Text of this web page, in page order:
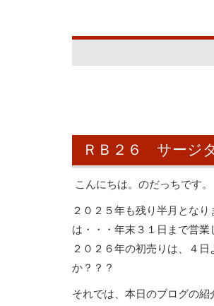
ＲＢ２６ サージ
こんにちは。のだっちです。
２０２５年も残り半月とな
は・・・年末３１日まで営業
２０２６年の初売りは、４
か？？？
それでは、本日のブログの紹